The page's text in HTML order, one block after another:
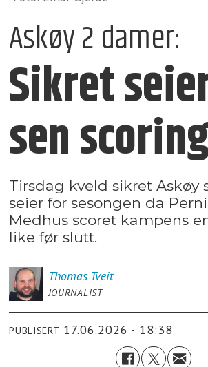
Askøy 2 damer:
Sikret
sen scoring
Tirsdag kveld sikret Askøy
seier for sesongen da
Medhus scoret kampens
like før slutt.
Thomas Tveit
JOURNALIST
PUBLISERT 17.06.2026 - 18:38